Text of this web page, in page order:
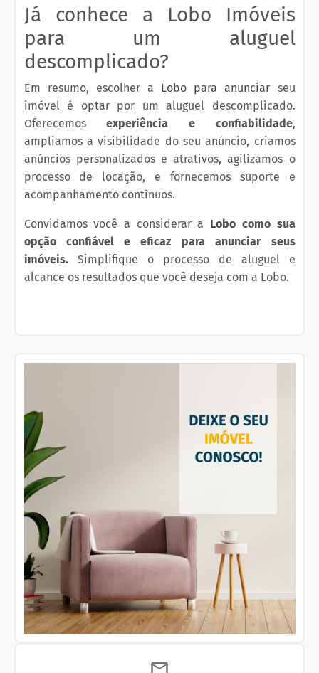
Já conhece a Lobo Imóveis
para um aluguel
descomplicado?
Em resumo, escolher a Lobo para anunciar seu
imóvel é optar por um aluguel descomplicado.
Oferecemosexperiência e confiabilidade,
ampliamos a visibilidade do seu anúncio, criamos
anúncios personalizados e atrativos, agilizamos o
processo de locação, e fornecemos suporte e
acompanhamento contínuos.
Convidamos você a considerar a Lobo como sua
opção confiável e eficaz para anunciar seus
imóveis.Simplifique o processo de aluguel e
alcance os resultados que você deseja com a Lobo.